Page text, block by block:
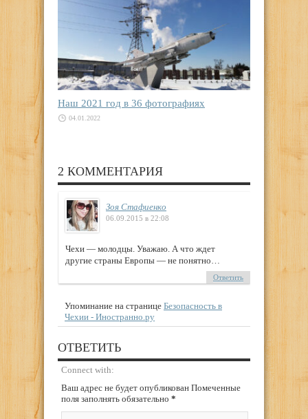
Наш 2021 год в 36 фотографиях
04.01.2022
2 КОММЕНТАРИЯ
Зоя Стафиенко
06.09.2015 в 22:08
Чехи — молодцы. Уважаю. А что ждет
другие страны Европы — не понятно…
Ответить
Упоминание на странице Безопасность в
Чехии - Иностранно.ру
ОТВЕТИТЬ
Connect with:
Ваш адрес не будет опубликован Помеченные
поля заполнять обязательно *